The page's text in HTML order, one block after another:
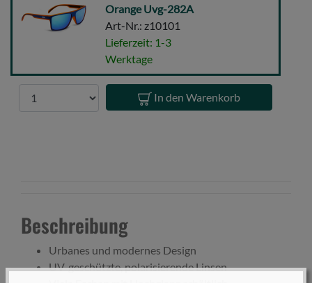
Sunglasses
Blue
282A
Orange Uvg-282A
Art-Nr.: z10101
Lieferzeit: 1-3
Werktage
In den Warenkorb
Beschreibung
Urbanes und modernes Design
UV-geschützte, polarisierende Linsen